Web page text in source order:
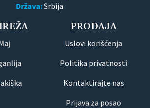
Država:Srbija
PRODAJA
Uslovi korišćenja
Politika privatnosti
Kontaktirajte nas
Prijava za posao